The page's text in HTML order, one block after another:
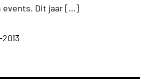
events. Dit jaar […]